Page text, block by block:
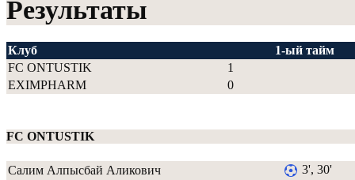
Результаты
Клуб
1-ый тайм
FC ONTUSTIK
1
EXIMPHARM
0
FC ONTUSTIK
Салим Алпысбай Аликович
3', 30'